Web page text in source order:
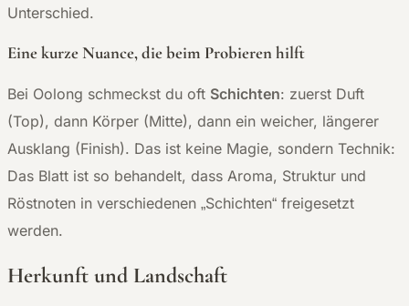
Unterschied.
Eine kurze Nuance, die beim Probieren hilft
Bei Oolong schmeckst du oft Schichten: zuerst Duft
(Top), dann Körper (Mitte), dann ein weicher, längerer
Ausklang (Finish). Das ist keine Magie, sondern Technik:
Das Blatt ist so behandelt, dass Aroma, Struktur und
Röstnoten in verschiedenen „Schichten“ freigesetzt
werden.
Herkunft und Landschaft